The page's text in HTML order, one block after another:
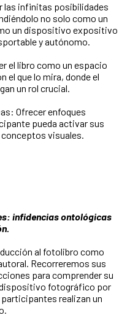
las infinitas posibilidades
no solo como un
un dispositivo expositivo
y autónomo.
el libro como un espacio
el que lo mira, donde el
un rol crucial.
Ofrecer enfoques
pueda activar sus
visuales.
infidencias ontológicas
al fotolibro como
Recorreremos sus
para comprender su
fotográfico por
realizan un